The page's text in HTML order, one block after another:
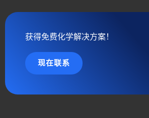
获得免费化学解决方案！
现在联系